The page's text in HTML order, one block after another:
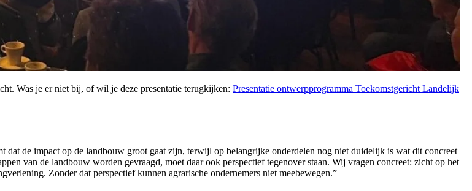
Was je er niet bij, of wil je deze presentatie terugkijken: Presentatie ontwerpprogramma Toekomstgericht Landelijk
de impact op de landbouw groot gaat zijn, terwijl op belangrijke onderdelen nog niet duidelijk is wat dit concreet
van de landbouw worden gevraagd, moet daar ook perspectief tegenover staan. Wij vragen concreet: zicht op het
Zonder dat perspectief kunnen agrarische ondernemers niet meebewegen.”